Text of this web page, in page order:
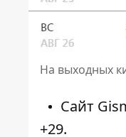
На выходных
Сайт
+29.